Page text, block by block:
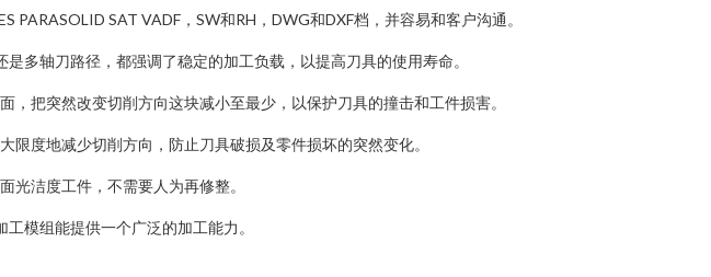
PARASOLID SAT VADF，SW和RH，DWG和DXF档，并容易和客户沟通。
是多轴刀路径，都强调了稳定的加工负载，以提高刀具的使用寿命。
，把突然改变切削方向这块减小至最少，以保护刀具的撞击和工件损害。
限度地减少切削方向，防止刀具破损及零件损坏的突然变化。
光洁度工件，不需要人为再修整。
模组能提供一个广泛的加工能力。